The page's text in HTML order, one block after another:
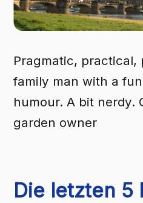
Pragmatic, practical,
family man with a
humour. A bit nerdy.
garden owner
Die letzten 5